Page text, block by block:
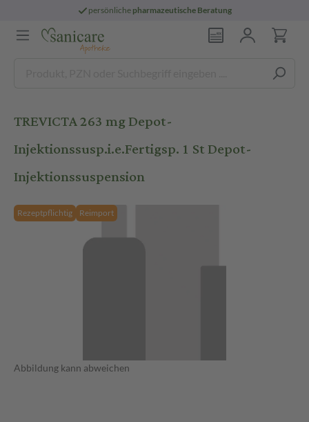
persönliche pharmazeutische Beratung
TREVICTA 263 mg Depot-
Injektionssusp.i.e.Fertigsp. 1 St Depot-
Injektionssuspension
Rezeptpflichtig Reimport
Abbildung kann abweichen